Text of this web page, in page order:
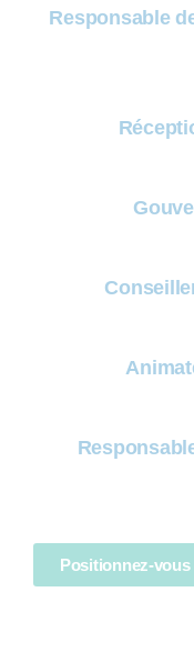
Responsable
Positionnez-